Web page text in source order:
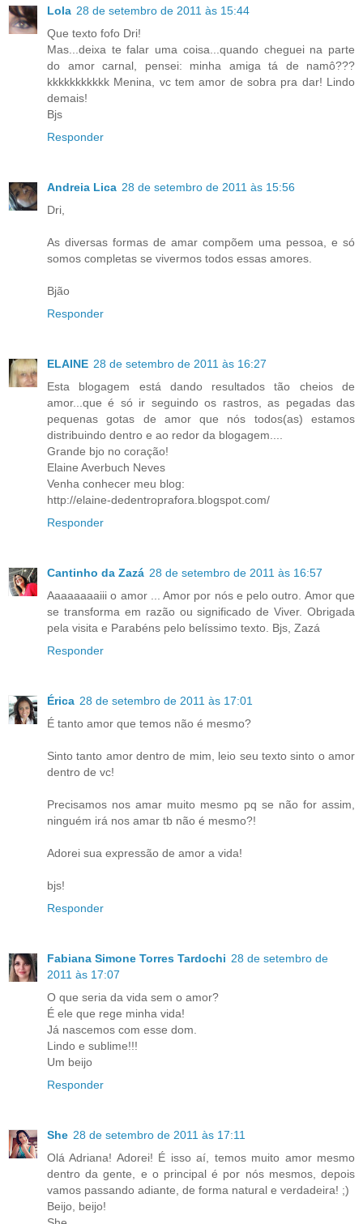
Lola 28 de setembro de 2011 às 15:44
Que texto fofo Dri!
Mas...deixa te falar uma coisa...quando cheguei na parte
do amor carnal, pensei: minha amiga tá de namô???
kkkkkkkkkkk Menina, vc tem amor de sobra pra dar! Lindo
demais!
Bjs
Responder
Andreia Lica 28 de setembro de 2011 às 15:56
Dri,
As diversas formas de amar compõem uma pessoa, e só
somos completas se vivermos todos essas amores.
Bjão
Responder
ELAINE 28 de setembro de 2011 às 16:27
Esta blogagem está dando resultados tão cheios de
amor...que é só ir seguindo os rastros, as pegadas das
pequenas gotas de amor que nós todos(as) estamos
distribuindo dentro e ao redor da blogagem....
Grande bjo no coração!
Elaine Averbuch Neves
Venha conhecer meu blog:
http://elaine-dedentroprafora.blogspot.com/
Responder
Cantinho da Zazá 28 de setembro de 2011 às 16:57
Aaaaaaaaiii o amor ... Amor por nós e pelo outro. Amor que
se transforma em razão ou significado de Viver. Obrigada
pela visita e Parabéns pelo belíssimo texto. Bjs, Zazá
Responder
Érica 28 de setembro de 2011 às 17:01
É tanto amor que temos não é mesmo?
Sinto tanto amor dentro de mim, leio seu texto sinto o amor
dentro de vc!
Precisamos nos amar muito mesmo pq se não for assim,
ninguém irá nos amar tb não é mesmo?!
Adorei sua expressão de amor a vida!
bjs!
Responder
Fabiana Simone Torres Tardochi 28 de setembro de
2011 às 17:07
O que seria da vida sem o amor?
É ele que rege minha vida!
Já nascemos com esse dom.
Lindo e sublime!!!
Um beijo
Responder
She 28 de setembro de 2011 às 17:11
Olá Adriana! Adorei! É isso aí, temos muito amor mesmo
dentro da gente, e o principal é por nós mesmos, depois
vamos passando adiante, de forma natural e verdadeira! ;)
Beijo, beijo!